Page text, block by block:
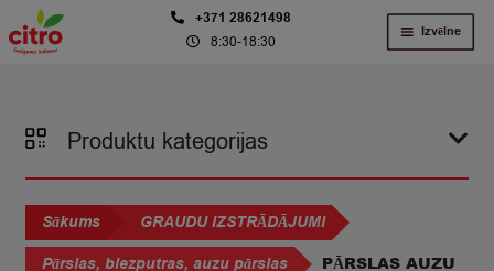
Skip
to
Skip
to
+371 28621498
8:30-18:30
Izvēlne
Produktu kategorijas
Sākums
GRAUDU IZSTRĀDĀJUMI
Pārslas, biezputras, auzu pārslas
PĀRSLAS AUZU